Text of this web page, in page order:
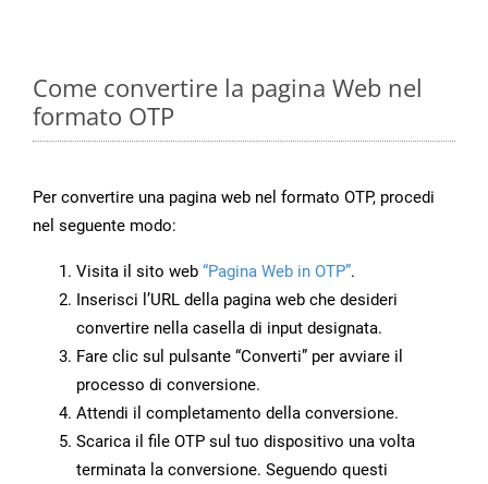
Come convertire la pagina Web nel
formato OTP
Per convertire una pagina web nel formato OTP, procedi
nel seguente modo:
Visita il sito web “Pagina Web in OTP”.
Inserisci l’URL della pagina web che desideri
convertire nella casella di input designata.
Fare clic sul pulsante “Converti” per avviare il
processo di conversione.
Attendi il completamento della conversione.
Scarica il file OTP sul tuo dispositivo una volta
terminata la conversione. Seguendo questi